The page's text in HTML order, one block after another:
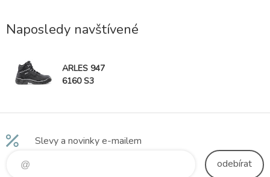
Naposledy navštívené
ARLES 947
6160 S3
Slevy a novinky e-mailem
odebírat